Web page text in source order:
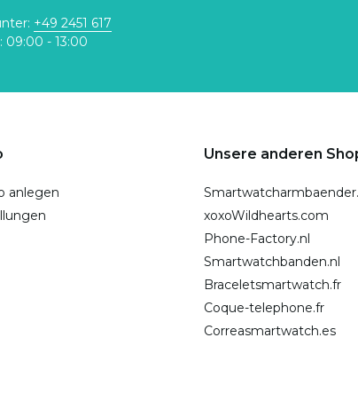
+49 2451 617
09:00 - 13:00
anlegen
Unsere anderen
xoxoWildhearts.com
Phone-Factory.nl
Smartwatchbanden.nl
Braceletsmartwatch.fr
Coque-telephone.fr
Correasmartwatch.es